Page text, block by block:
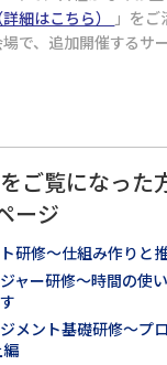
細はこちら）
」をご
で、追加開催するサ
ご覧になった
ージ
研修～仕組み作りと
ャー研修～時間の使
メント基礎研修～プ